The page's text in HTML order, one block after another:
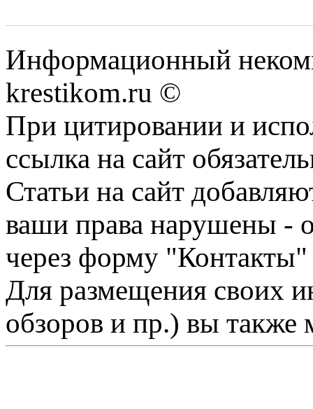
Информационный
krestikom.ru ©
При цитировании и
ссылка на сайт
Статьи на сайт
ваши права нарушены -
через форму "Контакты"
Для размещения своих
обзоров и пр.) вы также